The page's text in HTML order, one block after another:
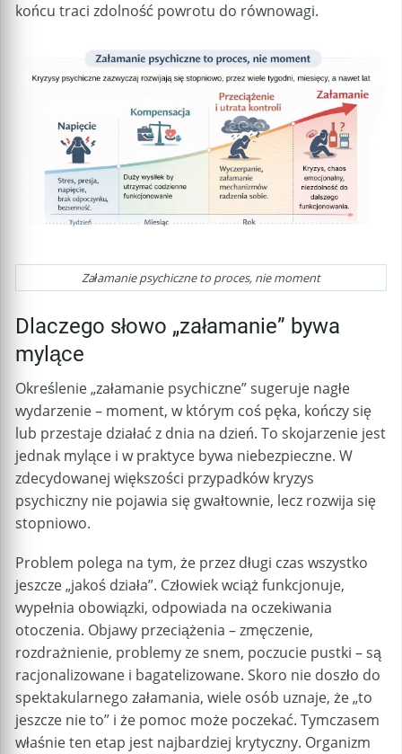
końcu traci zdolność powrotu do równowagi.
Załamanie psychiczne to proces, nie moment
Dlaczego słowo „załamanie” bywa
mylące
Określenie „załamanie psychiczne” sugeruje nagłe
wydarzenie – moment, w którym coś pęka, kończy się
lub przestaje działać z dnia na dzień. To skojarzenie jest
jednak mylące i w praktyce bywa niebezpieczne. W
zdecydowanej większości przypadków kryzys
psychiczny nie pojawia się gwałtownie, lecz rozwija się
stopniowo.
Problem polega na tym, że przez długi czas wszystko
jeszcze „jakoś działa”. Człowiek wciąż funkcjonuje,
wypełnia obowiązki, odpowiada na oczekiwania
otoczenia. Objawy przeciążenia – zmęczenie,
rozdrażnienie, problemy ze snem, poczucie pustki – są
racjonalizowane i bagatelizowane. Skoro nie doszło do
spektakularnego załamania, wiele osób uznaje, że „to
jeszcze nie to” i że pomoc może poczekać. Tymczasem
właśnie ten etap jest najbardziej krytyczny. Organizm